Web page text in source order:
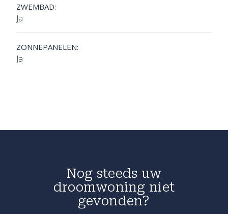
ZWEMBAD:
Ja
ZONNEPANELEN:
Ja
Nog steeds uw
droomwoning niet
gevonden?